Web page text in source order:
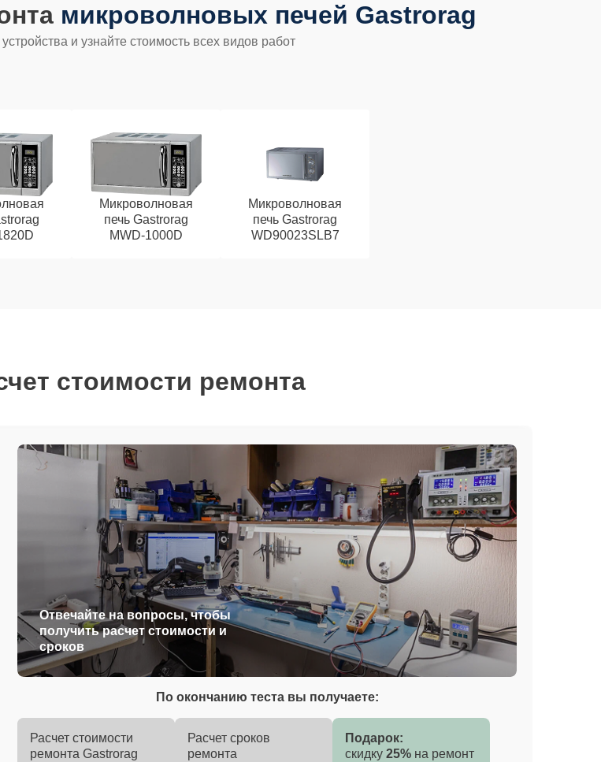
микроволновых печей Gastrorag
и узнайте стоимость всех видов работ
Микроволновая
печь Gastrorag
MWD-1000D
Микроволновая
печь Gastrorag
WD90023SLB7
стоимости ремонта
Отвечайте на вопросы, чтобы
получить расчет стоимости и
сроков
По окончанию теста вы получаете:
Расчет стоимости
ремонта Gastrorag
Расчет сроков
ремонта
Подарок:
скидку 25% на ремонт